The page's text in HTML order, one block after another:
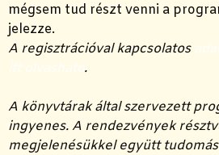
mégsem tud részt venni a
jelezze.
A regisztrációval kapcsolatos
.
A könyvtárak által szervezett
ingyenes. A rendezvények
megjelenésükkel együtt